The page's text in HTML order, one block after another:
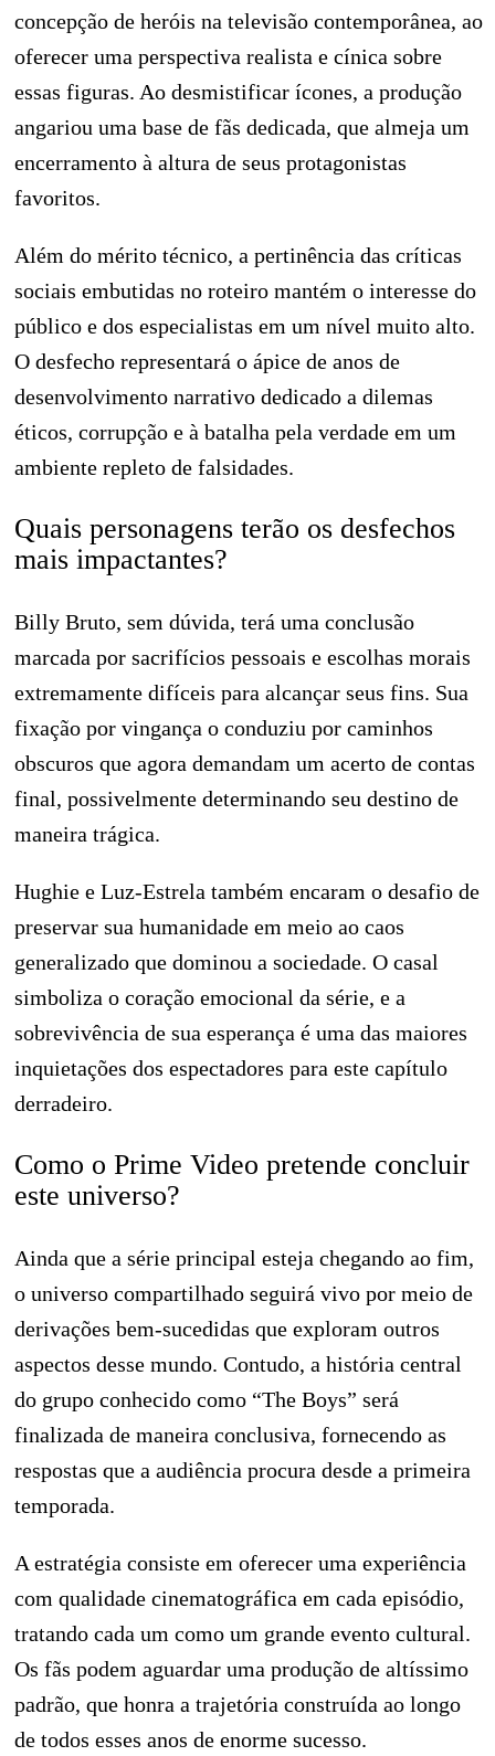
concepção de heróis na televisão contemporânea, ao
oferecer uma perspectiva realista e cínica sobre
essas figuras. Ao desmistificar ícones, a produção
angariou uma base de fãs dedicada, que almeja um
encerramento à altura de seus protagonistas
favoritos.
Além do mérito técnico, a pertinência das críticas
sociais embutidas no roteiro mantém o interesse do
público e dos especialistas em um nível muito alto.
O desfecho representará o ápice de anos de
desenvolvimento narrativo dedicado a dilemas
éticos, corrupção e à batalha pela verdade em um
ambiente repleto de falsidades.
Quais personagens terão os desfechos
mais impactantes?
Billy Bruto, sem dúvida, terá uma conclusão
marcada por sacrifícios pessoais e escolhas morais
extremamente difíceis para alcançar seus fins. Sua
fixação por vingança o conduziu por caminhos
obscuros que agora demandam um acerto de contas
final, possivelmente determinando seu destino de
maneira trágica.
Hughie e Luz-Estrela também encaram o desafio de
preservar sua humanidade em meio ao caos
generalizado que dominou a sociedade. O casal
simboliza o coração emocional da série, e a
sobrevivência de sua esperança é uma das maiores
inquietações dos espectadores para este capítulo
derradeiro.
Como o Prime Video pretende concluir
este universo?
Ainda que a série principal esteja chegando ao fim,
o universo compartilhado seguirá vivo por meio de
derivações bem-sucedidas que exploram outros
aspectos desse mundo. Contudo, a história central
do grupo conhecido como “The Boys” será
finalizada de maneira conclusiva, fornecendo as
respostas que a audiência procura desde a primeira
temporada.
A estratégia consiste em oferecer uma experiência
com qualidade cinematográfica em cada episódio,
tratando cada um como um grande evento cultural.
Os fãs podem aguardar uma produção de altíssimo
padrão, que honra a trajetória construída ao longo
de todos esses anos de enorme sucesso.